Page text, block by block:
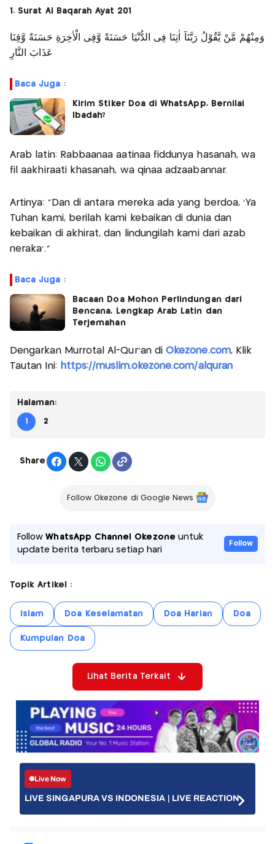
1. Surat Al Baqarah Ayat 201
وَمِنْهُمْ مَّنْ يَّقُوْلُ رَبَّنَآ اٰتِنَا فِى الدُّنْيَا حَسَنَةً وَّفِى الْاٰخِرَةِ حَسَنَةً وَّقِنَا
عَذَابَ النَّارِ
Baca Juga :
Kirim Stiker Doa di WhatsApp, Bernilai
Ibadah?
Arab latin: Rabbaanaa aatinaa fiddunya hasanah, wa
fil aakhiraati khasanah, wa qinaa adzaabannar.
Artinya: "Dan di antara mereka ada yang berdoa, 'Ya
Tuhan kami, berilah kami kebaikan di dunia dan
kebaikan di akhirat, dan lindungilah kami dari azab
neraka'."
Baca Juga :
Bacaan Doa Mohon Perlindungan dari
Bencana, Lengkap Arab Latin dan
Terjemahan
Dengarkan Murrotal Al-Qur'an diOkezone.com, Klik
Tautan Ini: https://muslim.okezone.com/alquran
Halaman:
1 2
Share
Follow Okezone di Google News
FollowWhatsApp Channel Okezone untuk
update berita terbaru setiap hari
Follow
Topik Artikel :
islam Doa Keselamatan Doa Harian Doa
Kumpulan Doa
Lihat Berita Terkait
Live Now
LIVE SINGAPURA VS INDONESIA | LIVE REACTION